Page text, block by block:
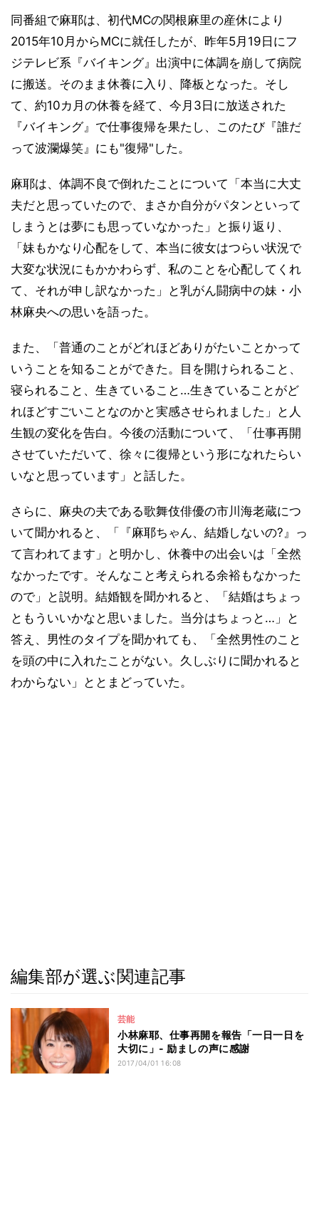
同番組で麻耶は、初代MCの関根麻里の産休により
2015年10月からMCに就任したが、昨年5月19日にフ
ジテレビ系『バイキング』出演中に体調を崩して病院
に搬送。そのまま休養に入り、降板となった。そし
て、約10カ月の休養を経て、今月3日に放送された
『バイキング』で仕事復帰を果たし、このたび『誰だ
って波瀾爆笑』にも"復帰"した。
麻耶は、体調不良で倒れたことについて「本当に大丈
夫だと思っていたので、まさか自分がパタンといって
しまうとは夢にも思っていなかった」と振り返り、
「妹もかなり心配をして、本当に彼女はつらい状況で
大変な状況にもかかわらず、私のことを心配してくれ
て、それが申し訳なかった」と乳がん闘病中の妹・小
林麻央への思いを語った。
また、「普通のことがどれほどありがたいことかって
いうことを知ることができた。目を開けられること、
寝られること、生きていること…生きていることがど
れほどすごいことなのかと実感させられました」と人
生観の変化を告白。今後の活動について、「仕事再開
させていただいて、徐々に復帰という形になれたらい
いなと思っています」と話した。
さらに、麻央の夫である歌舞伎俳優の市川海老蔵につ
いて聞かれると、「『麻耶ちゃん、結婚しないの?』っ
て言われてます」と明かし、休養中の出会いは「全然
なかったです。そんなこと考えられる余裕もなかった
ので」と説明。結婚観を聞かれると、「結婚はちょっ
ともういいかなと思いました。当分はちょっと…」と
答え、男性のタイプを聞かれても、「全然男性のこと
を頭の中に入れたことがない。久しぶりに聞かれると
わからない」ととまどっていた。
編集部が選ぶ関連記事
芸能
小林麻耶、仕事再開を報告「一日一日を
大切に」- 励ましの声に感謝
2017/04/01 16:08